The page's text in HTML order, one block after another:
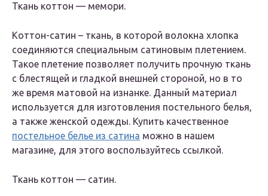
Ткань коттон — мемори.
Коттон-сатин – ткань, в которой волокна хлопка
соединяются специальным сатиновым плетением.
Такое плетение позволяет получить прочную ткань
с блестящей и гладкой внешней стороной, но в то
же время матовой на изнанке. Данный материал
используется для изготовления постельного белья,
а также женской одежды. Купить качественное
постельное белье из сатина можно в нашем
магазине, для этого воспользуйтесь ссылкой.
Ткань коттон — сатин.